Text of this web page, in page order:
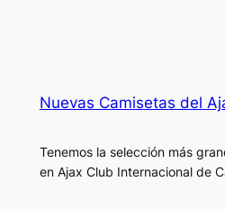
Nuevas Camisetas del
Tenemos la selección más
en Ajax Club Internacional de